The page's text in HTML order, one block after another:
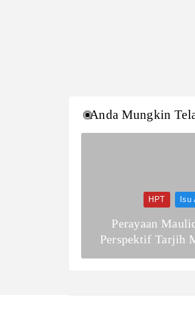
Anda Mungkin
HPT Isu
Perayaan
Perspektif Tarjih